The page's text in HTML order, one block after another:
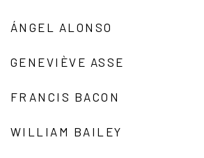
ÁNGEL ALONSO
GENEVIÈVE ASSE
FRANCIS BACON
WILLIAM BAILEY